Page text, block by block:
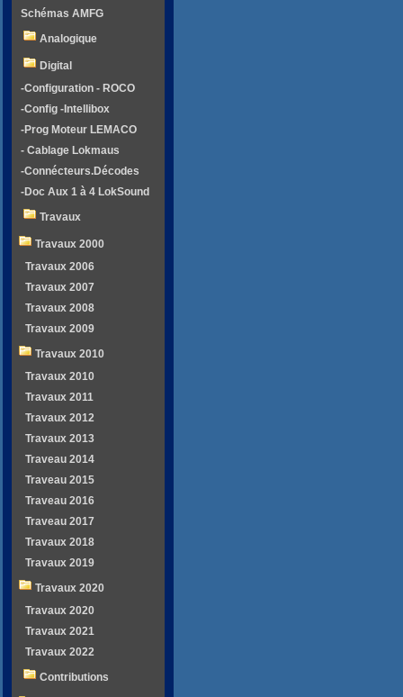
Schémas AMFG
Analogique
Digital
-Configuration - ROCO
-Config -Intellibox
-Prog Moteur LEMACO
- Cablage Lokmaus
-Connécteurs.Décodes
-Doc Aux 1 à 4 LokSound
Travaux
Travaux 2000
Travaux 2006
Travaux 2007
Travaux 2008
Travaux 2009
Travaux 2010
Travaux 2010
Travaux 2011
Travaux 2012
Travaux 2013
Traveau 2014
Traveau 2015
Traveau 2016
Traveau 2017
Travaux 2018
Travaux 2019
Travaux 2020
Travaux 2020
Travaux 2021
Travaux 2022
Contributions